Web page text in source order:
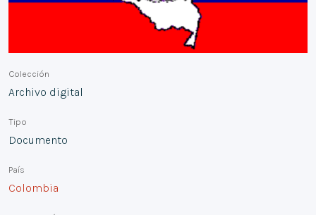
Colección
Archivo digital
Tipo
Documento
País
Colombia